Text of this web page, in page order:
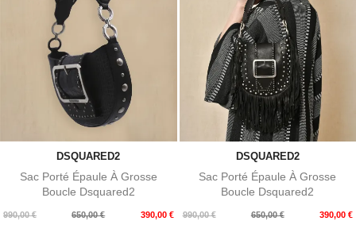
DSQUARED2
Sac Porté Épaule À Grosse
Boucle Dsquared2
990,00 €
Prix
650,00 € 390,00 €
Prix
DSQUARED2
Sac Porté Épaule À Grosse
Boucle Dsquared2
990,00 €
Prix
650,00 € 390,00 €
Prix